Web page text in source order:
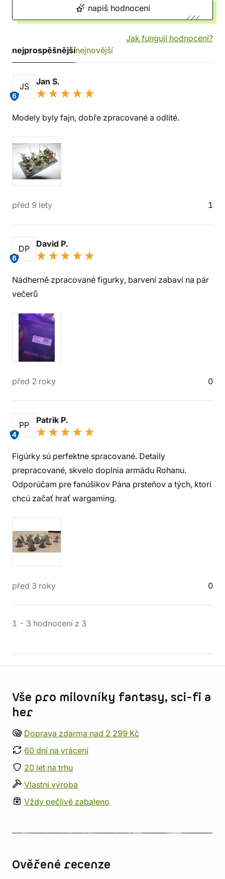
napiš hodnocení
Jak fungují hodnocení?
nejprospěšnějšínejnovější
JS
6
Jan S.
Modely byly fajn, dobře zpracované a odlité.
před 9 lety 1
DP
6
David P.
Nádherně zpracované figurky, barvení zabaví na pár
večerů
před 2 roky 0
PP
4
Patrik P.
Figúrky sú perfektne spracované. Detaily
prepracované, skvelo doplnia armádu Rohanu.
Odporúčam pre fanúšikov Pána prsteňov a tých, ktorí
chcú začať hrať wargaming.
před 3 roky 0
1 - 3 hodnocení z 3
Vše pro milovníky fantasy, sci-fi a
her
Doprava zdarma nad 2 299 Kč
60 dní na vrácení
20 let na trhu
Vlastní výroba
Vždy pečlivě zabaleno
Ověřené recenze